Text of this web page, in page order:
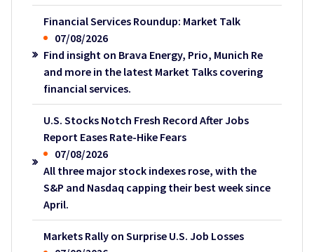
Financial Services Roundup: Market Talk
07/08/2026
Find insight on Brava Energy, Prio, Munich Re
and more in the latest Market Talks covering
financial services.
U.S. Stocks Notch Fresh Record After Jobs
Report Eases Rate-Hike Fears
07/08/2026
All three major stock indexes rose, with the
S&P and Nasdaq capping their best week since
April.
Markets Rally on Surprise U.S. Job Losses